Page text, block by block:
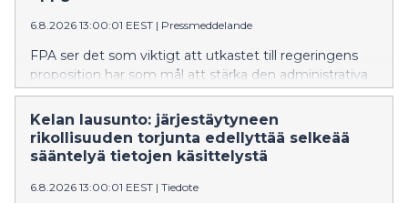
6.8.2026 13:00:01 EEST | Pressmeddelande
FPA ser det som viktigt att utkastet till regeringens
proposition har som mål att stärka den administrativa
bekämpningen av organiserad brottslighet och
informationsutbytet mellan myndigheterna.
Propositionen ger FPA bättre möjligheter att
upptäcka, förebygga och bekämpa organiserad
FPA anser dock att bestämmelserna om utlämnande,
Kelan lausunto: järjestäytyneen
rikollisuuden torjunta edellyttää selkeää
sääntelyä tietojen käsittelystä
6.8.2026 13:00:01 EEST | Tiedote